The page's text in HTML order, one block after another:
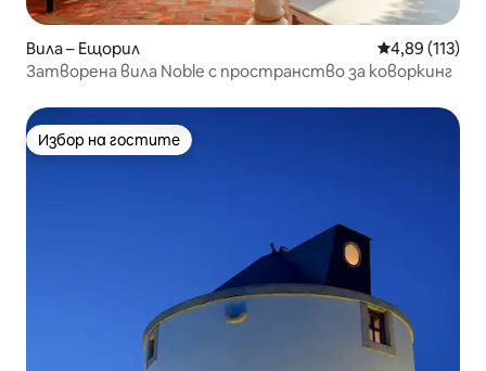
Вила – Ещорил Средна
4,89 (113)
Затворена вила Noble с пространство за коворкинг
Избор на гостите
Избор на гостите